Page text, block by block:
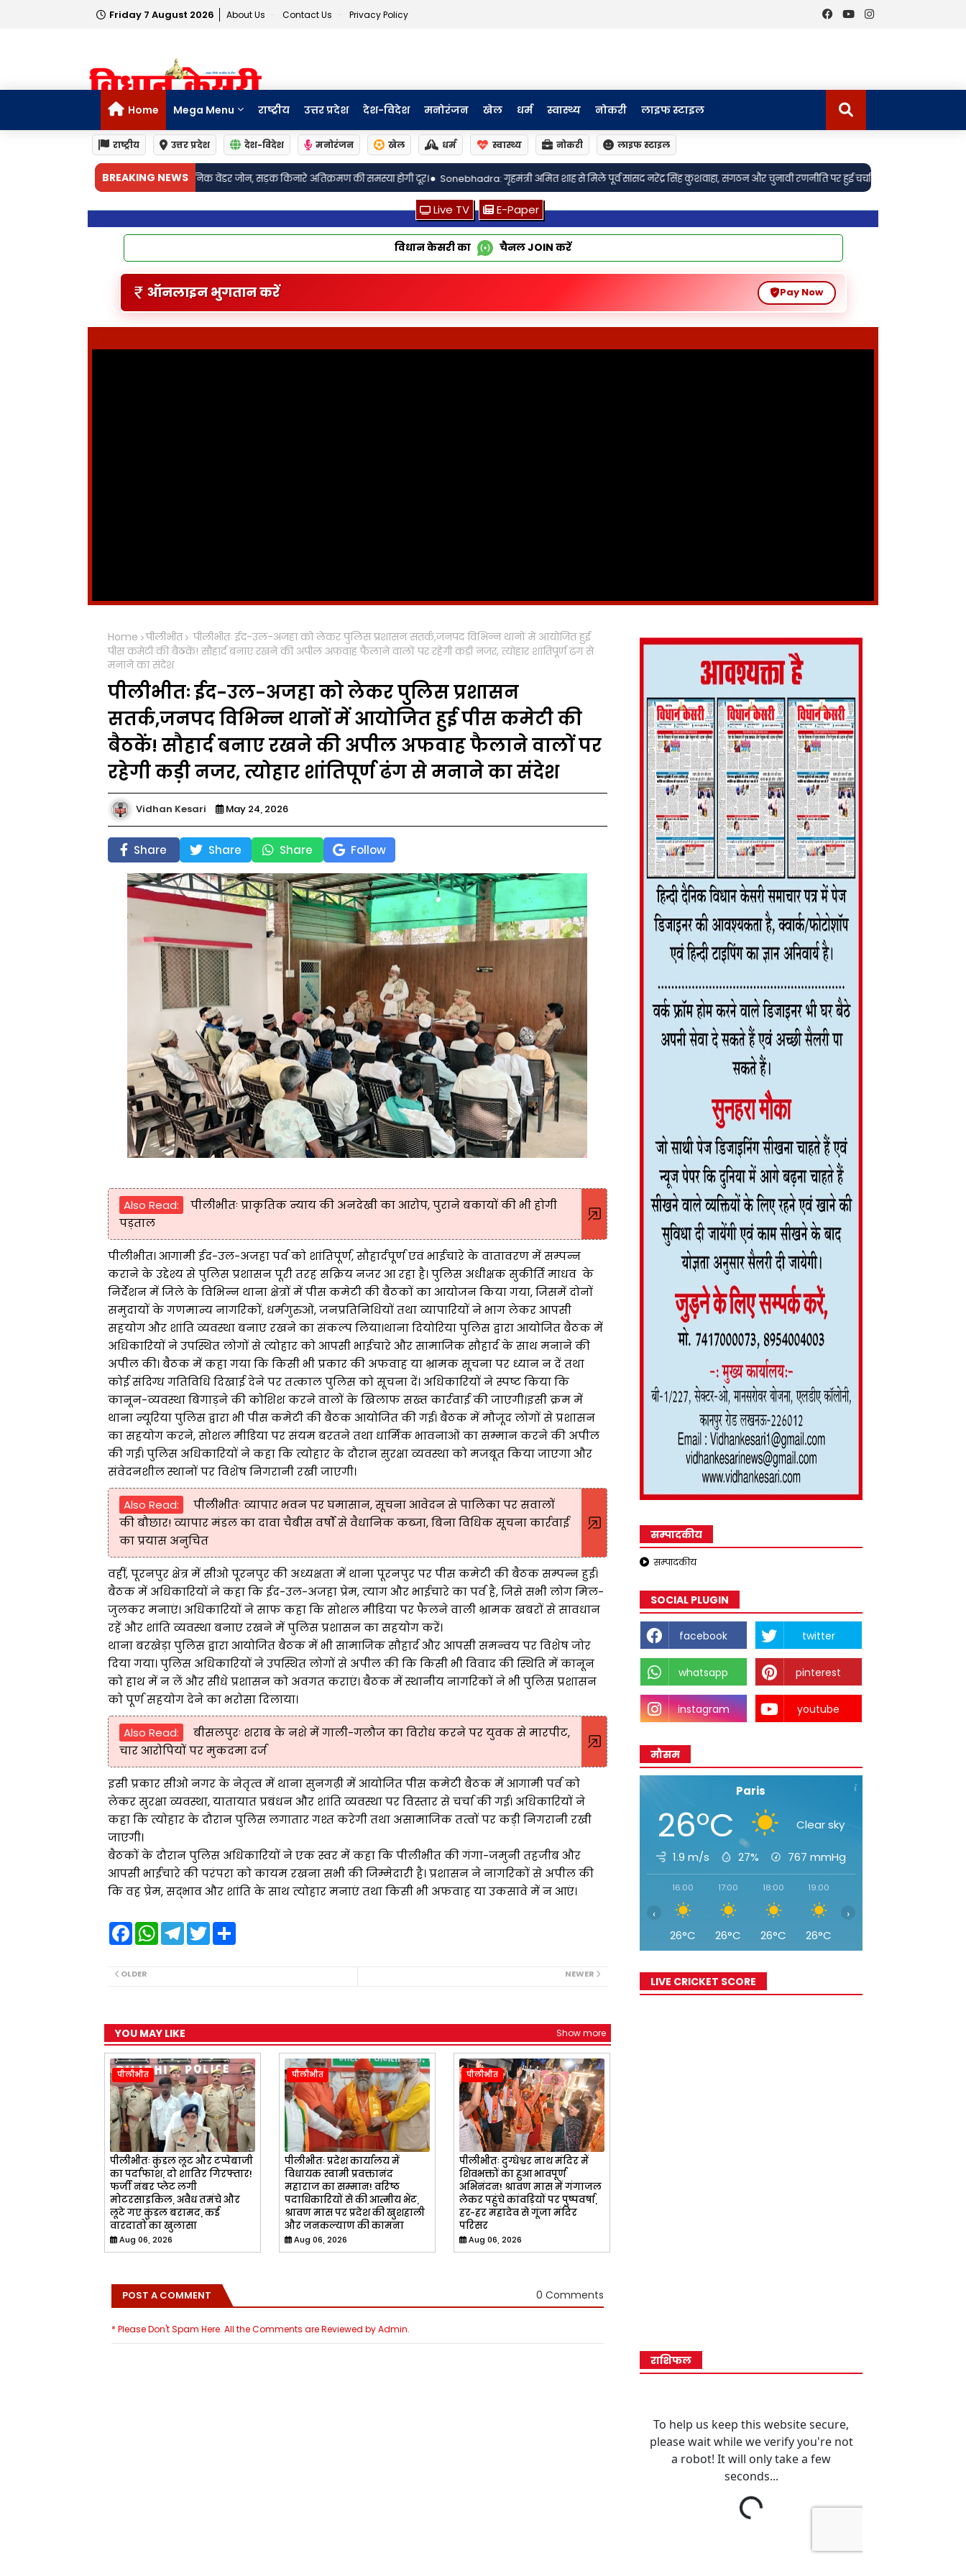
Friday 7 August 2026 About Us Contact Us Privacy Policy
Home Mega Menu राष्ट्रीय उत्तर प्रदेश देश-विदेश मनोरंजन खेल धर्म स्वास्थ्य नोकरी लाइफ स्टाइल
राष्ट्रीय उत्तर प्रदेश देश-विदेश मनोरंजन खेल धर्म स्वास्थ्य नोकरी लाइफ स्टाइल
BREAKING NEWS
बनेगा आधुनिक वेंडर जोन, सड़क किनारे अतिक्रमण की समस्या होगी दूर।• Sonebhadra: गृहमंत्री अमित शाह से मिले पूर्व सांसद नरेंद्र सिंह कुशवाहा, संगठन और चुनावी रणनीति पर हुई चर्चा।• Sonebhadra: वाराणसी-शक्तिनगर राज्यमार्ग पर
Live TV E-Paper
विधान केसरी का चैनलJOIN करें
ऑनलाइन भुगतान करें Pay Now
Home पीलीभीत
पीलीभीतः ईद-उल-अजहा को लेकर पुलिस प्रशासन सतर्क,जनपद विभिन्न थानों में आयोजित हुई
पीस कमेटी की बैठकें! सौहार्द बनाए रखने की अपील अफवाह फैलाने वालों पर रहेगी कड़ी नजर, त्योहार शांतिपूर्ण ढंग से
मनाने का संदेश
पीलीभीतः ईद-उल-अजहा को लेकर पुलिस प्रशासन
सतर्क,जनपद विभिन्न थानों में आयोजित हुई पीस कमेटी की
बैठकें! सौहार्द बनाए रखने की अपील अफवाह फैलाने वालों पर
रहेगी कड़ी नजर, त्योहार शांतिपूर्ण ढंग से मनाने का संदेश
Vidhan Kesari May 24, 2026
Share Share Share Follow
Also Read:
पीलीभीतः प्राकृतिक न्याय की अनदेखी का आरोप, पुराने बकायों की भी होगी
पड़ताल
पीलीभीत। आगामी ईद-उल-अजहा पर्व को शांतिपूर्ण, सौहार्दपूर्ण एवं भाईचारे के वातावरण में सम्पन्न
कराने के उद्देश्य से पुलिस प्रशासन पूरी तरह सक्रिय नजर आ रहा है। पुलिस अधीक्षक सुकीर्ति माधव के
निर्देशन में जिले के विभिन्न थाना क्षेत्रों में पीस कमेटी की बैठकों का आयोजन किया गया, जिसमें दोनों
समुदायों के गणमान्य नागरिकों, धर्मगुरुओं, जनप्रतिनिधियों तथा व्यापारियों ने भाग लेकर आपसी
सहयोग और शांति व्यवस्था बनाए रखने का संकल्प लिया।थाना दियोरिया पुलिस द्वारा आयोजित बैठक में
अधिकारियों ने उपस्थित लोगों से त्योहार को आपसी भाईचारे और सामाजिक सौहार्द के साथ मनाने की
अपील की। बैठक में कहा गया कि किसी भी प्रकार की अफवाह या भ्रामक सूचना पर ध्यान न दें तथा
कोई संदिग्ध गतिविधि दिखाई देने पर तत्काल पुलिस को सूचना दें। अधिकारियों ने स्पष्ट किया कि
कानून-व्यवस्था बिगाड़ने की कोशिश करने वालों के खिलाफ सख्त कार्रवाई की जाएगी।इसी क्रम में
थाना न्यूरिया पुलिस द्वारा भी पीस कमेटी की बैठक आयोजित की गई। बैठक में मौजूद लोगों से प्रशासन
का सहयोग करने, सोशल मीडिया पर संयम बरतने तथा धार्मिक भावनाओं का सम्मान करने की अपील
की गई। पुलिस अधिकारियों ने कहा कि त्योहार के दौरान सुरक्षा व्यवस्था को मजबूत किया जाएगा और
संवेदनशील स्थानों पर विशेष निगरानी रखी जाएगी।
Also Read:
पीलीभीतः व्यापार भवन पर घमासान, सूचना आवेदन से पालिका पर सवालों
की बौछार! व्यापार मंडल का दावा चैबीस वर्षों से वैधानिक कब्जा, बिना विधिक सूचना कार्रवाई
का प्रयास अनुचित
वहीं, पूरनपुर क्षेत्र में सीओ पूरनपुर की अध्यक्षता में थाना पूरनपुर पर पीस कमेटी की बैठक सम्पन्न हुई।
बैठक में अधिकारियों ने कहा कि ईद-उल-अजहा प्रेम, त्याग और भाईचारे का पर्व है, जिसे सभी लोग मिल-
जुलकर मनाएं। अधिकारियों ने साफ कहा कि सोशल मीडिया पर फैलने वाली भ्रामक खबरों से सावधान
रहें और शांति व्यवस्था बनाए रखने में पुलिस प्रशासन का सहयोग करें।
थाना बरखेड़ा पुलिस द्वारा आयोजित बैठक में भी सामाजिक सौहार्द और आपसी समन्वय पर विशेष जोर
दिया गया। पुलिस अधिकारियों ने उपस्थित लोगों से अपील की कि किसी भी विवाद की स्थिति में कानून
को हाथ में न लें और सीधे प्रशासन को अवगत कराएं। बैठक में स्थानीय नागरिकों ने भी पुलिस प्रशासन
को पूर्ण सहयोग देने का भरोसा दिलाया।
Also Read:
बीसलपुरः शराब के नशे में गाली-गलौज का विरोध करने पर युवक से मारपीट,
चार आरोपियों पर मुकदमा दर्ज
इसी प्रकार सीओ नगर के नेतृत्व में थाना सुनगढ़ी में आयोजित पीस कमेटी बैठक में आगामी पर्व को
लेकर सुरक्षा व्यवस्था, यातायात प्रबंधन और शांति व्यवस्था पर विस्तार से चर्चा की गई। अधिकारियों ने
कहा कि त्योहार के दौरान पुलिस लगातार गश्त करेगी तथा असामाजिक तत्वों पर कड़ी निगरानी रखी
जाएगी।
बैठकों के दौरान पुलिस अधिकारियों ने एक स्वर में कहा कि पीलीभीत की गंगा-जमुनी तहजीब और
आपसी भाईचारे की परंपरा को कायम रखना सभी की जिम्मेदारी है। प्रशासन ने नागरिकों से अपील की
कि वह प्रेम, सद्भाव और शांति के साथ त्योहार मनाएं तथा किसी भी अफवाह या उकसावे में न आएं।
F
a
b
W
T
e
T
S
NEWER
OLDER
YOU MAY LIKE Show more
पीलीभीत
पीलीभीतः कुंडल लूट और टप्पेबाजी
का पर्दाफाश, दो शातिर गिरफ्तार!
फर्जी नंबर प्लेट लगी
मोटरसाइकिल, अवैध तमंचे और
लूटे गए कुंडल बरामद, कई
वारदातों का खुलासा
Aug 06, 2026
पीलीभीत
पीलीभीतः प्रदेश कार्यालय में
विधायक स्वामी प्रवक्तानंद
महाराज का सम्मान! वरिष्ठ
पदाधिकारियों से की आत्मीय भेंट,
श्रावण मास पर प्रदेश की खुशहाली
और जनकल्याण की कामना
Aug 06, 2026
पीलीभीत
पीलीभीतः दुग्धेश्वर नाथ मंदिर में
शिवभक्तों का हुआ भावपूर्ण
अभिनंदन! श्रावण मास में गंगाजल
लेकर पहुंचे कांवड़ियों पर पुष्पवर्षा,
हर-हर महादेव से गूंजा मंदिर
परिसर
Aug 06, 2026
POST A COMMENT 0 Comments
* Please Don't Spam Here. All the Comments are Reviewed by Admin.
सम्पादकीय
सम्पादकीय
SOCIAL PLUGIN
facebook twitter
whatsapp pinterest
instagram youtube
मौसम
Paris
26°C Clear sky
1.9 m/s 27% 767 mmHg
16:00
26°C
17:00
26°C
18:00
26°C
19:00
26°C
‹ ›
LIVE CRICKET SCORE
राशिफल